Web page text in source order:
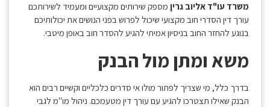
משרד עו"ד אליוב גרין מספק שירותים מקצועיים ומעמיד לשירותכם
עורך דין הסדרי חוב מקצועי שיכול לפרוש בפני הנושים את יכולותיכם
בנוגע להחזר החוב בניסיון אמיתי להגיע להסדר חוב באופן מיטבי.
משא ומתן מול הבנק
בדרך כלל, מי שצריך לפתור מולו אי סדרים כלכליים וקשיים רבים הוא
הבנק שאילו תצטרכו להגיע עם עורך דין מטעמכם. ניהול מו"מ לגבי